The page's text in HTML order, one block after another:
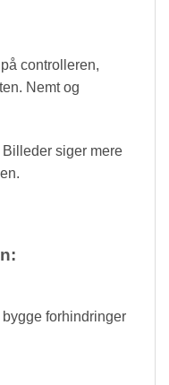
controlleren,
Nemt og
Billeder siger mere
forhindringer